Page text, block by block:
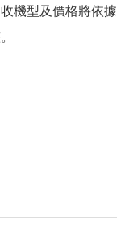
機型及價格將依據